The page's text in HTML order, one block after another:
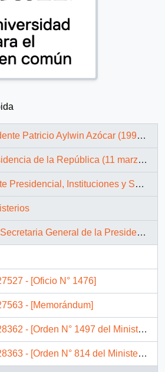
Patricio Aylwin Azócar (1990-1994)
de la República (11 marzo 1990 – 11 marzo 1994)
Presidencial, Instituciones y Servicios
General de la Presidencia
- [Oficio N° 1476]
- [Memorándum]
- [Orden N° 1497 del Ministerio Secretaría General de la Presidencia]
- [Orden N° 814 del Ministerio Secretaría General de la Presidencia]